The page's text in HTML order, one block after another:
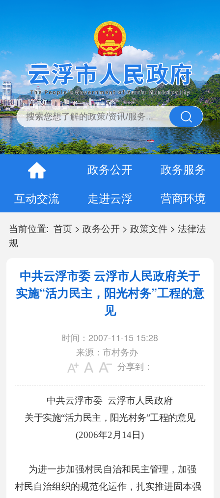
政务公开
政务服务
互动交流
走进云浮 营商环境
当前位置: 首页> 政务公开> 政策文件> 法律法
规
中共云浮市委 云浮市人民政府关于
实施“活力民主，阳光村务”工程的意
见
时间：2007-11-15 15:28
来源：市村务办
分享到：
中共云浮市委 云浮市人民政府
关于实施“活力民主，阳光村务”工程的意见
(2006年2 月14日)
为进一步加强村民自治和民主管理，加强
村民自治组织的规范化运作，扎实推进固本强